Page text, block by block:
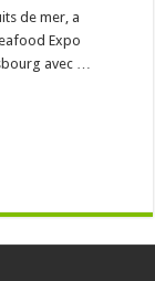
de mer, a
Expo
avec …